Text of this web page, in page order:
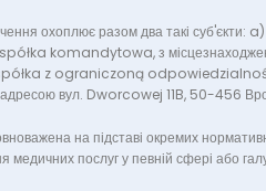
охоплює разом два такі суб'єкти:
komandytowa, з
z ograniczoną
вул. Dworcowej 11B, 50-456
на підставі окремих
медичних послуг у певній сфері або